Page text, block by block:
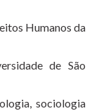
Humanos da
de São
sociologia